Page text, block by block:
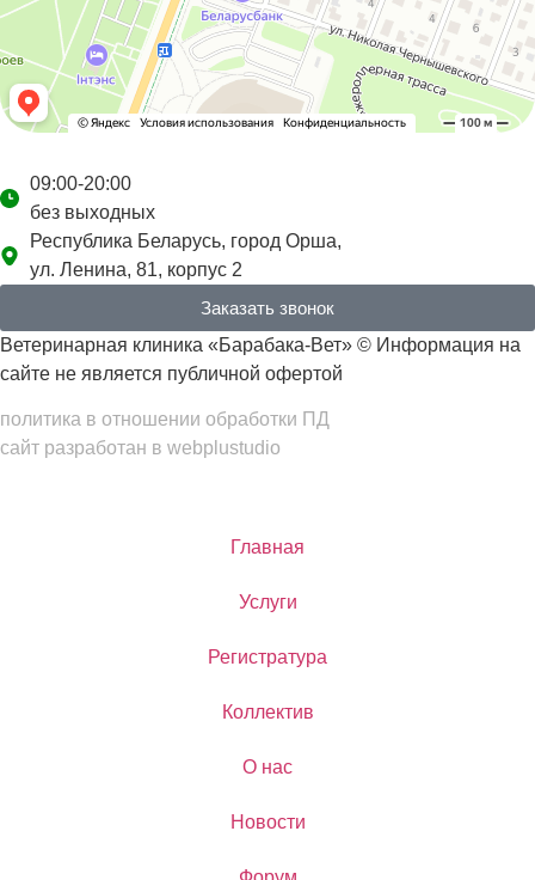
09:00-20:00
без выходных
Республика Беларусь, город Орша,
ул. Ленина, 81, корпус 2
Заказать звонок
Ветеринарная клиника «Барабака-Вет» © Информация на
сайте не является публичной офертой
политика в отношении обработки ПД
сайт разработан в webplustudio
Главная
Услуги
Регистратура
Коллектив
О нас
Новости